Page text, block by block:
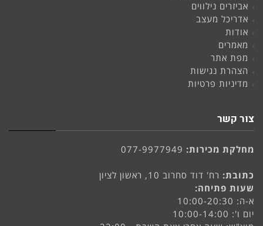
אביזרים נילווים
אדריכל מעצב
אודות
מאמרים
מפת אתר
הצהרת נגישות
מדיניות פרטיות
צור קשר
מחלקת מכירות: 077-9977949
כתובת: רח' דוד סחרוב 10, ראשון לציון
שעות פתיחה:
א-ה: 10:00-20:30
יום ו': 10:00-14:00